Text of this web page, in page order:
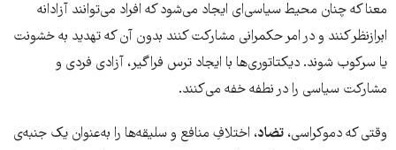
معنا که چنان محیط سیاسی‌ای ایجاد می‌شود که افراد می‌توانند آزادانه
ابرازنظر کنند و در امر حکمرانی مشارکت کنند بدون آن که تهدید به خشونت
یا سرکوب شوند. دیکتاتوری‌ها با ایجاد ترس فراگیر، آزادی فردی و
مشارکت سیاسی را در نطفه خفه می‌کنند.
وقتی که دموکراسی، تضاد، اختلافِ منافع و سلیقه‌ها را به‌عنوان یک جنبه‌ی